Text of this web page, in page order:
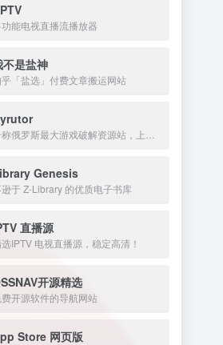
功能电视直播流播放器
不是盐神
「盐选」付费文章搬运网站
Genesis
于 Z-Library 的优质电子书库
直播源
IPTV 电视直播源，稳定高清！
开源精选
开源软件的导航网站
Store 网页版